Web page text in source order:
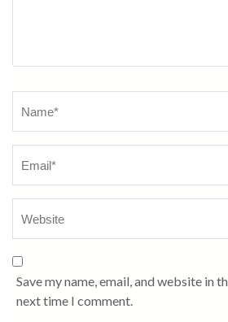
Save my name, email, and website in
next time I comment.